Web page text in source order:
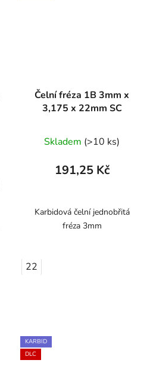
Čelní fréza 1B 3mm x
3,175 x 22mm SC
Skladem (>10 ks)
191,25 Kč
Karbidová čelní jednobřitá
fréza 3mm
22
KARBID
DLC